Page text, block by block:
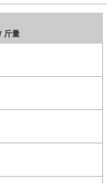
斤量